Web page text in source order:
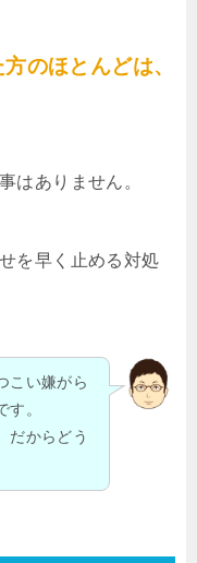
のほとんどは、
はありません。
を早く止める対処
こい嫌がら
。
だからどう